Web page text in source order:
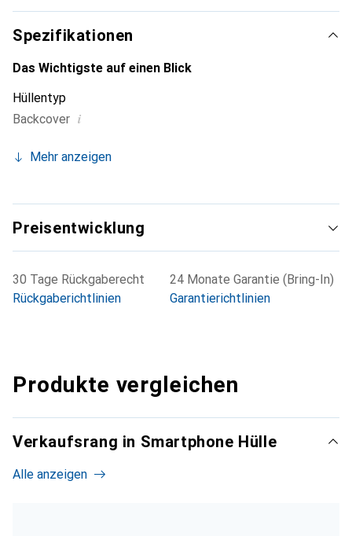
für den anspruchsvollen Kunden.
Spezifikationen
Das Wichtigste auf einen Blick
Hüllentyp
Backcover i
Mehr anzeigen
Preisentwicklung
30 Tage Rückgaberecht
Rückgaberichtlinien
24 Monate Garantie (Bring-In)
Garantierichtlinien
Produkte vergleichen
Verkaufsrang in Smartphone Hülle
Alle anzeigen